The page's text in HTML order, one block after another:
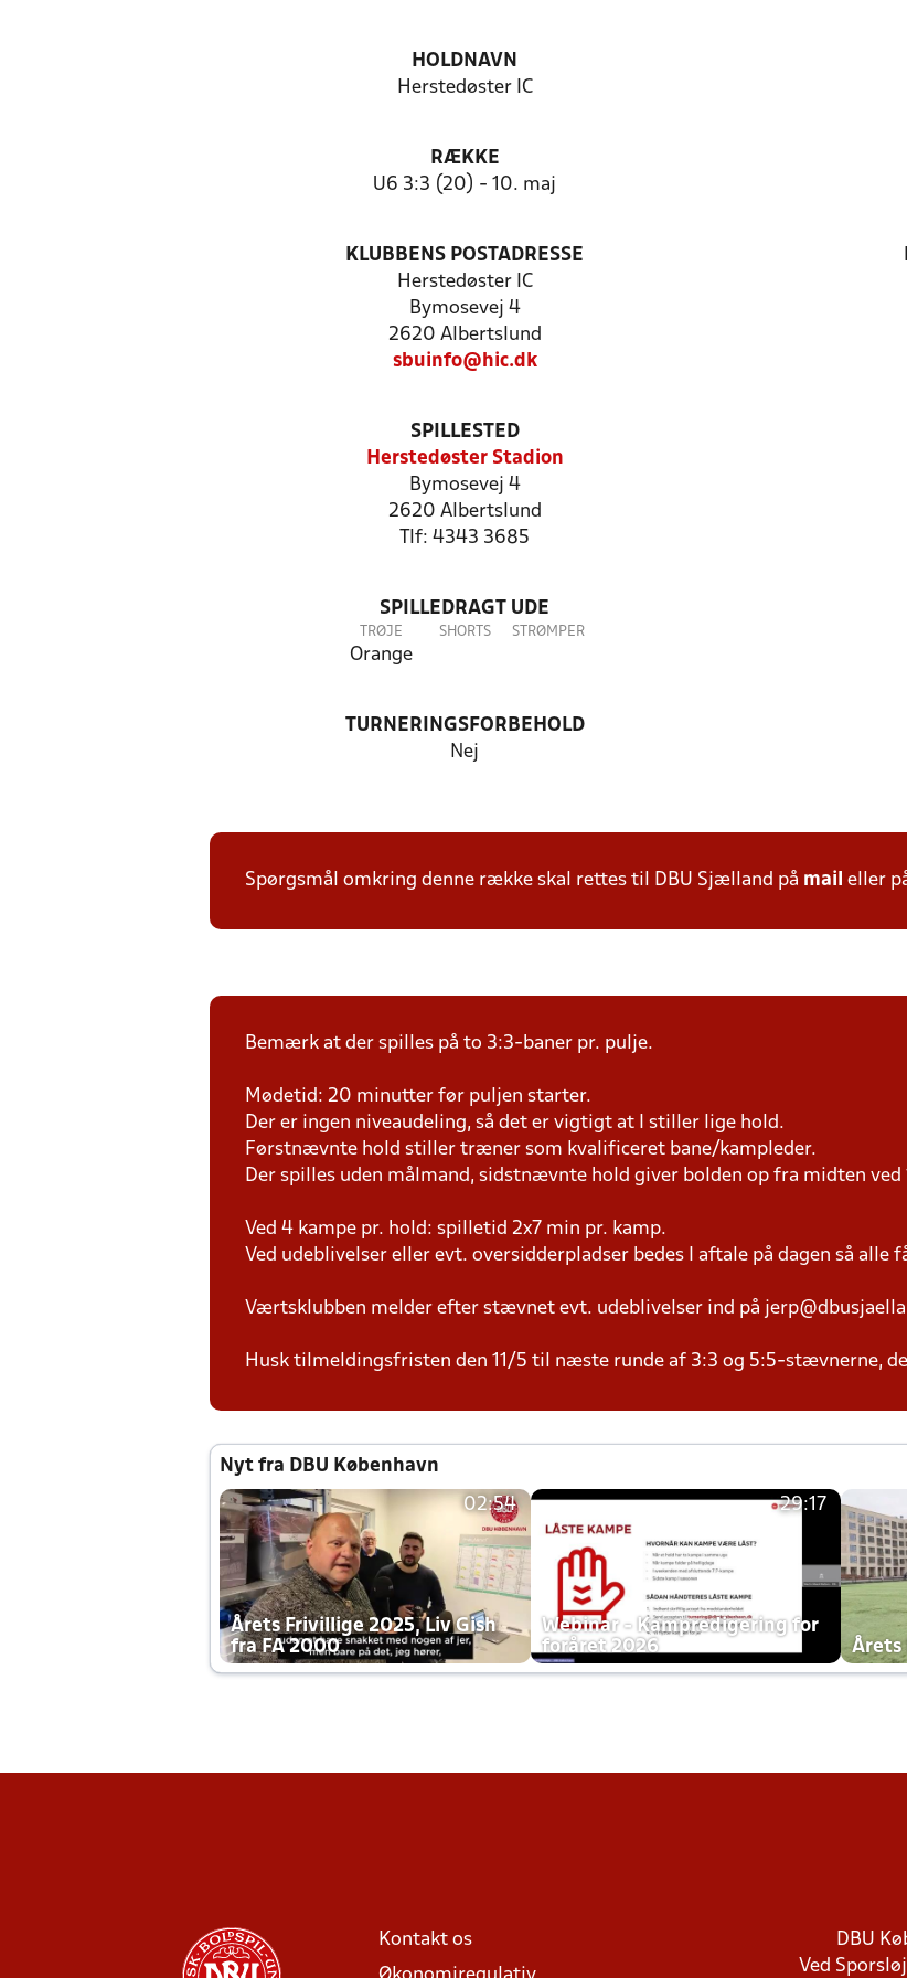
HOLDNAVN
Herstedøster IC
RÆKKE
U6 3:3 (20) - 10. maj
KLUBBENS POSTADRESSE
Herstedøster IC
Bymosevej 4
2620 Albertslund
sbuinfo@hic.dk
SPILLESTED
Herstedøster Stadion
Bymosevej 4
2620 Albertslund
Tlf: 4343 3685
SPILLEDRAGT UDE
TRØJE
Orange
SHORTS STRØMPER
TURNERINGSFORBEHOLD
Nej
Spørgsmål omkring denne række skal rettes til DBU Sjælland på mail eller
Bemærk at der spilles på to 3:3-baner pr. pulje.
Mødetid: 20 minutter før puljen starter.
Der er ingen niveaudeling, så det er vigtigt at I stiller lige hold.
Førstnævnte hold stiller træner som kvalificeret bane/kampleder.
Der spilles uden målmand, sidstnævnte hold giver bolden op fra midten ved
Ved 4 kampe pr. hold: spilletid 2x7 min pr. kamp.
Ved udeblivelser eller evt. oversidderpladser bedes I aftale på dagen så alle
Værtsklubben melder efter stævnet evt. udeblivelser ind på
Husk tilmeldingsfristen den 11/5 til næste runde af 3:3 og 5:5-stævnerne,
Nyt fra DBU København
02:54
Årets Frivillige 2025, Liv Gish
fra FA 2000
29:17
Webinar - Kampredigering for
foråret 2026
Årets
Kontakt os
DBU
Ved